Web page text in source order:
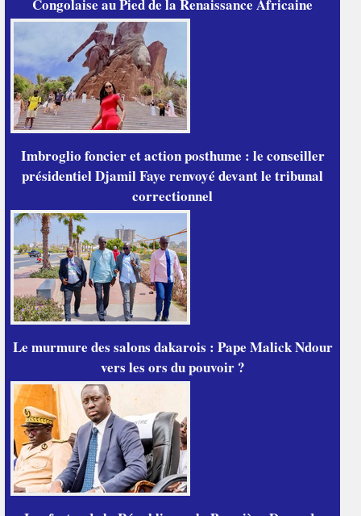
Congolaise au Pied de la Renaissance Africaine
Imbroglio foncier et action posthume : le conseiller
présidentiel Djamil Faye renvoyé devant le tribunal
correctionnel
Le murmure des salons dakarois : Pape Malick Ndour
vers les ors du pouvoir ?